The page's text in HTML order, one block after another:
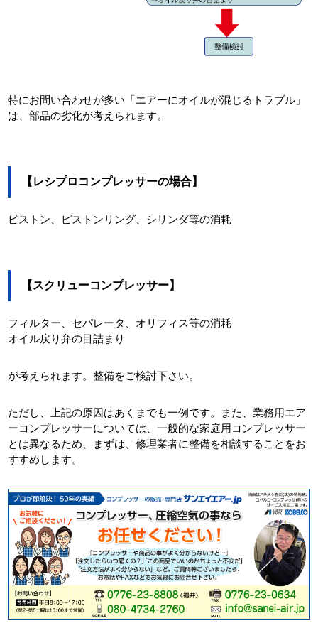
特にお問い合わせが多い「エアーにオイルが混じるトラブル」
は、部品の劣化が考えられます。
【レシプロコンプレッサーの場合】
ピストン、ピストンリング、シリンダ等の消耗
【スクリューコンプレッサー】
フィルター、セパレータ、オリフィス等の消耗
オイル戻り弁の目詰まり
が考えられます。整備をご検討下さい。
ただし、上記の原因はあくまでも一例です。また、業務用エア
ーコンプレッサーについては、一般的な家庭用コンプレッサー
とは異なるため、まずは、修理業者に整備を相談することをお
すすめします。